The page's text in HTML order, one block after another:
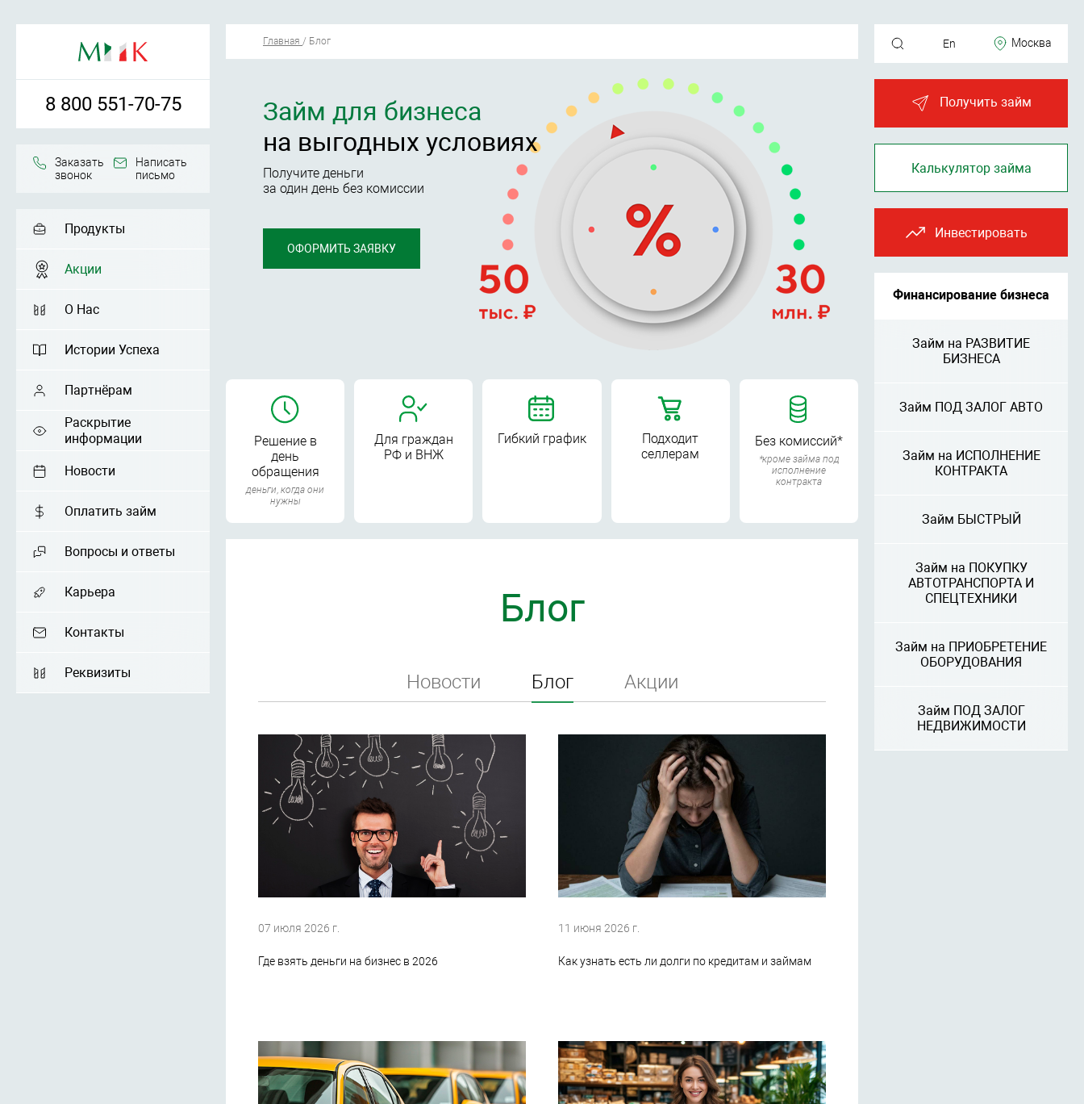
8 800 551-70-75
Заказать
звонок
Написать
письмо
Продукты
Акции
О Нас
Истории Успеха
Партнёрам
Раскрытие
информации
Новости
Оплатить займ
Вопросы и ответы
Карьера
Контакты
Реквизиты
En Москва
Получить займ
Калькулятор займа
Инвестировать
Финансирование бизнеса
Займ на РАЗВИТИЕ
БИЗНЕСА
Займ ПОД ЗАЛОГ АВТО
Займ на ИСПОЛНЕНИЕ
КОНТРАКТА
Займ БЫСТРЫЙ
Займ на ПОКУПКУ
АВТОТРАНСПОРТА И
СПЕЦТЕХНИКИ
Займ на ПРИОБРЕТЕНИЕ
ОБОРУДОВАНИЯ
Займ ПОД ЗАЛОГ
НЕДВИЖИМОСТИ
Главная / Блог
Займ для бизнеса
на выгодных условиях
Получите деньги
за один день без комиссии
ОФОРМИТЬ ЗАЯВКУ
Решение в
день
обращения
деньги, когда они
нужны
Для граждан
РФ и ВНЖ
Гибкий график
Подходит
селлерам
Без комиссий*
*кроме займа под
исполнение
контракта
Блог
Новости Блог Акции
07 июля 2026 г.
Где взять деньги на бизнес в 2026
11 июня 2026 г.
Как узнать есть ли долги по кредитам и займам